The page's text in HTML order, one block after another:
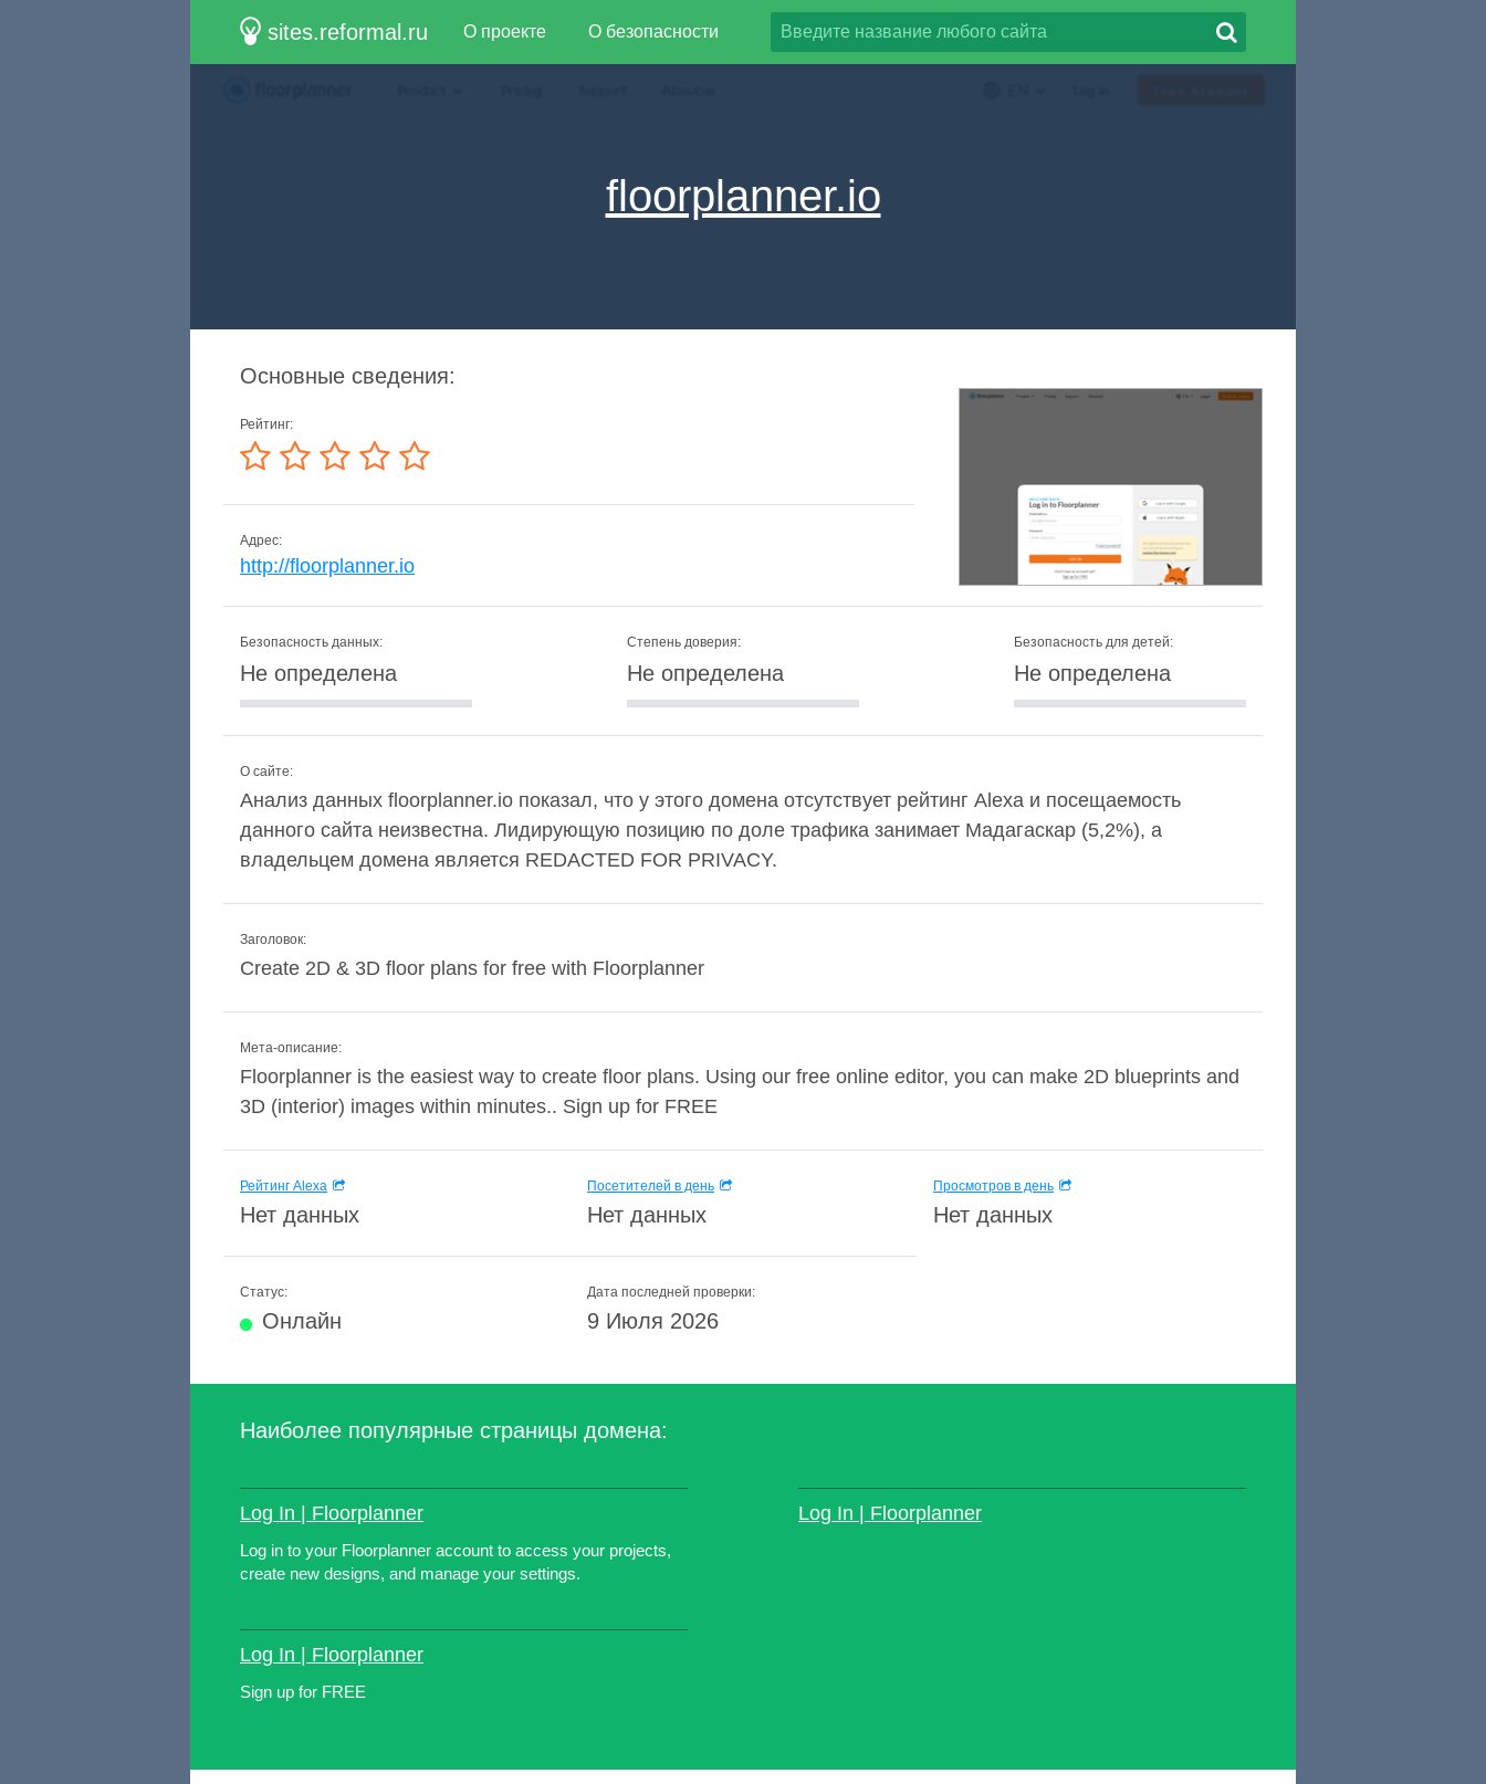
sites.reformal.ru О проекте О безопасности
floorplanner.io
Основные сведения:
Рейтинг:
Адрес:
http://floorplanner.io
Безопасность данных:
Не определена
Степень доверия:
Не определена
Безопасность для детей:
Не определена
О сайте:
Анализ данных floorplanner.io показал, что у этого домена отсутствует рейтинг Alexa и посещаемость
данного сайта неизвестна. Лидирующую позицию по доле трафика занимает Мадагаскар (5,2%), а
владельцем домена является REDACTED FOR PRIVACY.
Заголовок:
Create 2D & 3D floor plans for free with Floorplanner
Мета-описание:
Floorplanner is the easiest way to create floor plans. Using our free online editor, you can make 2D blueprints and
3D (interior) images within minutes.. Sign up for FREE
Рейтинг Alexa
Нет данных
Посетителей в день
Нет данных
Просмотров в день
Нет данных
Статус:
Онлайн
Дата последней проверки:
9 Июля 2026
Наиболее популярные страницы домена:
Log In | Floorplanner
Log in to your Floorplanner account to access your projects,
create new designs, and manage your settings.
Log In | Floorplanner
Sign up for FREE
Log In | Floorplanner